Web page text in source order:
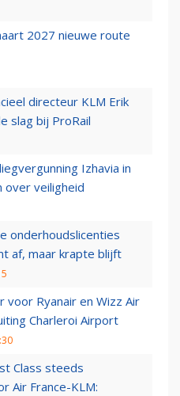
2027 nieuwe route
directeur KLM Erik
slag bij ProRail
Izhavia in
over veiligheid
onderhoudslicenties
af, maar krapte blijft
voor Ryanair en Wizz Air
Charleroi Airport
Class steeds
Air France-KLM: